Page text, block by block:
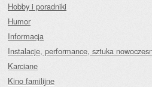
Hobby i poradniki
Humor
Informacja
Instalacje, performance, sztuka
Karciane
Kino familijne